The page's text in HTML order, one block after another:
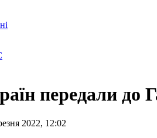
передали до
2022, 12:02